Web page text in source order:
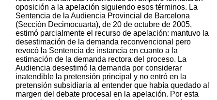
oposición a la apelación siguiendo esos términos. La
Sentencia de la Audiencia Provincial de Barcelona
(Sección Decimocuarta), de 20 de octubre de 2005,
estimó parcialmente el recurso de apelación: mantuvo la
desestimación de la demanda reconvencional pero
revocó la Sentencia de instancia en cuanto a la
estimación de la demanda rectora del proceso. La
Audiencia desestimó la demanda por considerar
inatendible la pretensión principal y no entró en la
pretensión subsidiaria al entender que había quedado al
margen del debate procesal en la apelación. Por esta